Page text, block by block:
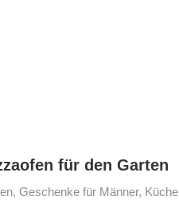
für den Garten
, Geschenke für Männer, Küche